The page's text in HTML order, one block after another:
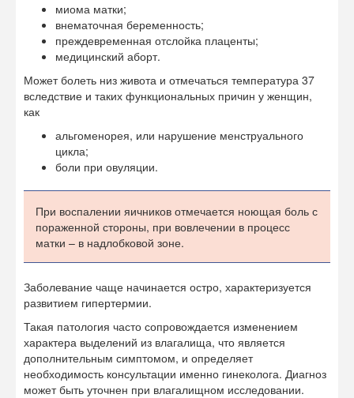
миома матки;
внематочная беременность;
преждевременная отслойка плаценты;
медицинский аборт.
Может болеть низ живота и отмечаться температура 37
вследствие и таких функциональных причин у женщин,
как
альгоменорея, или нарушение менструального
цикла;
боли при овуляции.
При воспалении яичников отмечается ноющая боль с
пораженной стороны, при вовлечении в процесс
матки – в надлобковой зоне.
Заболевание чаще начинается остро, характеризуется
развитием гипертермии.
Такая патология часто сопровождается изменением
характера выделений из влагалища, что является
дополнительным симптомом, и определяет
необходимость консультации именно гинеколога. Диагноз
может быть уточнен при влагалищном исследовании.